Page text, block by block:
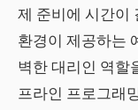
제 준비에 시간이
환경이 제공하는
벽한 대리인 역할
프라인 프로그래